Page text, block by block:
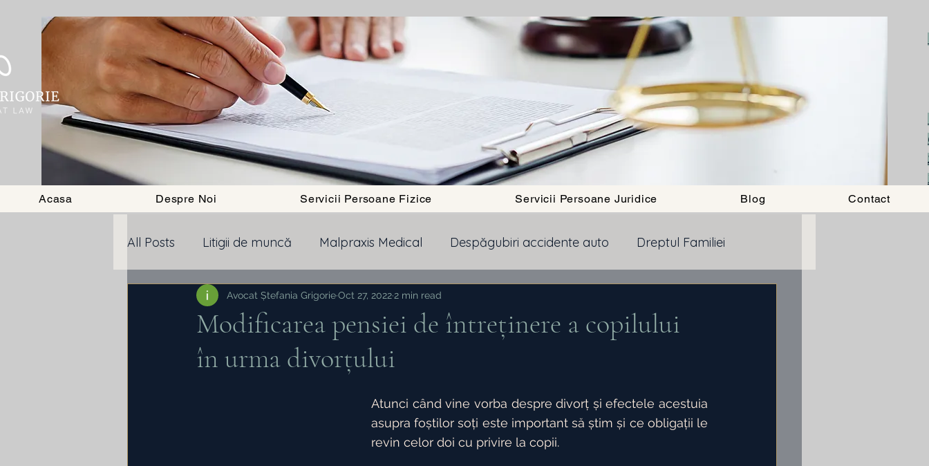
Acasa
Despre Noi Servicii Persoane Fizice Servicii Persoane Juridice Blog Contact
All Posts Litigii de muncă Malpraxis Medical Despăgubiri accidente auto Dreptul Familiei
Executare silita Pensii Obtinere Cetatenie Romana
Energie electrica Asociația de Proprietari
Drept Penal Persoane Juridice Succesiuni
Modificarea pensiei de întreținere a copilului
în urma divorțului
Avocat Ștefania GrigorieOct 27, 2022 2 min read
Atunci când vine vorba despre divorț și efectele acestuia
asupra foștilor soți este important să știm și ce obligații le
revin celor doi cu privire la copii.